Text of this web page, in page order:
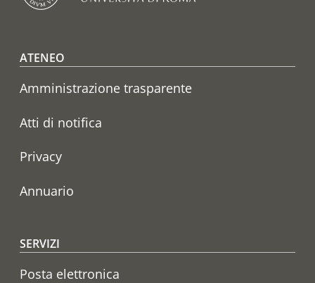
Footer menu
ATENEO
Amministrazione trasparente
Atti di notifica
Privacy
Annuario
SERVIZI
Posta elettronica